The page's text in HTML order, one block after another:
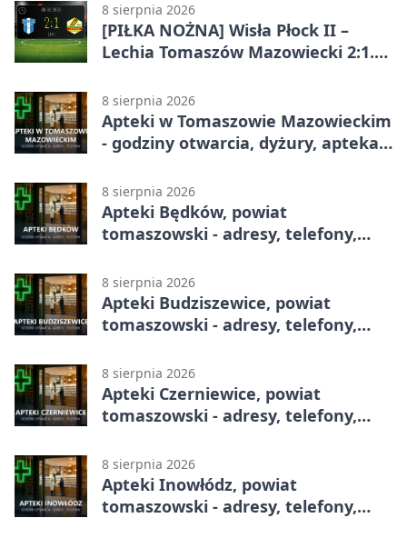
8 sierpnia 2026
[PIŁKA NOŻNA] Wisła Płock II –
Lechia Tomaszów Mazowiecki 2:1.
w Betclic 3. Lidze Grupa 1 (Grupa I)
8 sierpnia 2026
Apteki w Tomaszowie Mazowieckim
- godziny otwarcia, dyżury, apteka
8 sierpnia 2026
Apteki Będków, powiat
tomaszowski - adresy, telefony,
8 sierpnia 2026
Apteki Budziszewice, powiat
tomaszowski - adresy, telefony,
8 sierpnia 2026
Apteki Czerniewice, powiat
tomaszowski - adresy, telefony,
8 sierpnia 2026
Apteki Inowłódz, powiat
tomaszowski - adresy, telefony,